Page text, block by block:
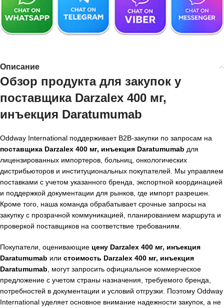
Описание
Обзор продукта для закупок у
поставщика Darzalex 400 мг,
инъекция Daratumumab
Oddway International поддерживает B2B-закупки по запросам на
поставщика Darzalex 400 мг, инъекция Daratumumab для
лицензированных импортеров, больниц, онкологических
дистрибьюторов и институциональных покупателей. Мы управляем
поставками с учетом указанного бренда, экспортной координацией
и поддержкой документации для рынков, где импорт разрешен.
Кроме того, наша команда обрабатывает срочные запросы на
закупку с прозрачной коммуникацией, планированием маршрута и
проверкой поставщиков на соответствие требованиям.
Покупатели, оценивающие цену Darzalex 400 мг, инъекция
Daratumumab или стоимость Darzalex 400 мг, инъекция
Daratumumab , могут запросить официальное коммерческое
предложение с учетом страны назначения, требуемого бренда,
потребностей в документации и условий отгрузки. Поэтому Oddway
International уделяет основное внимание надежности закупок, а не